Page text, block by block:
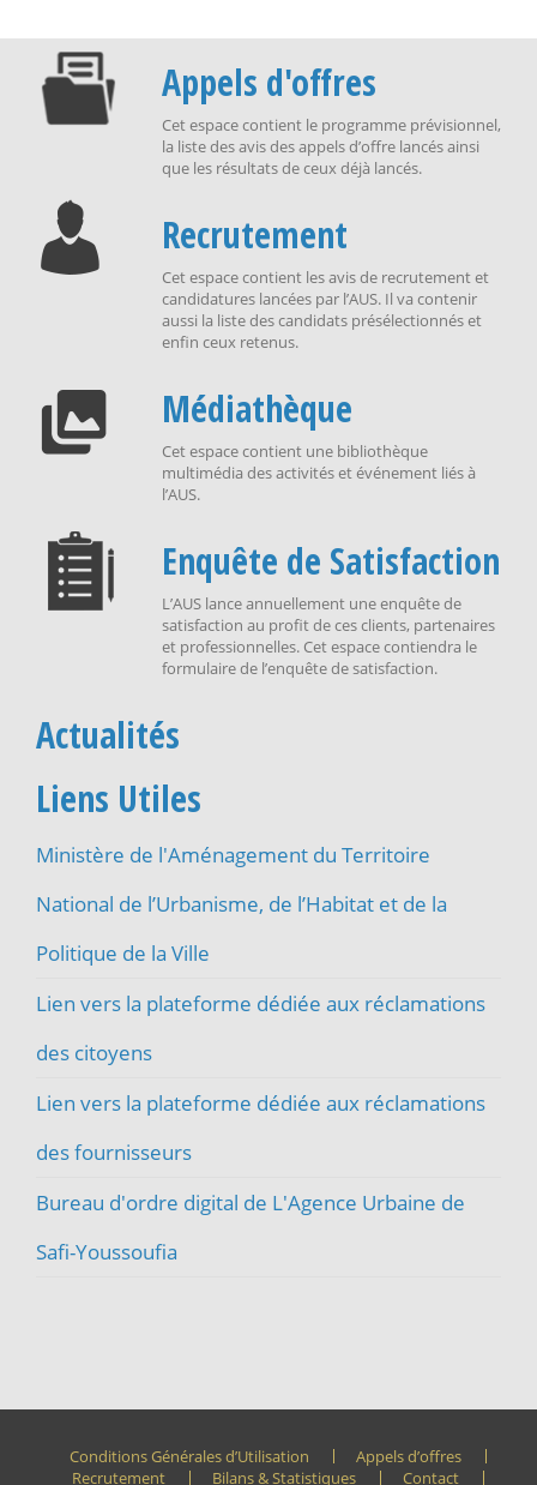
Appels d'offres
Cet espace contient le programme prévisionnel,
la liste des avis des appels d’offre lancés ainsi
que les résultats de ceux déjà lancés.
Recrutement
Cet espace contient les avis de recrutement et
candidatures lancées par l’AUS. Il va contenir
aussi la liste des candidats présélectionnés et
enfin ceux retenus.
Médiathèque
Cet espace contient une bibliothèque
multimédia des activités et événement liés à
l’AUS.
Enquête de Satisfaction
L’AUS lance annuellement une enquête de
satisfaction au profit de ces clients, partenaires
et professionnelles. Cet espace contiendra le
formulaire de l’enquête de satisfaction.
Actualités
Liens Utiles
Ministère de l'Aménagement du Territoire
National de l’Urbanisme, de l’Habitat et de la
Politique de la Ville
Lien vers la plateforme dédiée aux réclamations
des citoyens
Lien vers la plateforme dédiée aux réclamations
des fournisseurs
Bureau d'ordre digital de L'Agence Urbaine de
Safi-Youssoufia
Conditions Générales d’Utilisation
Appels d’offres
Recrutement
Bilans & Statistiques Contact